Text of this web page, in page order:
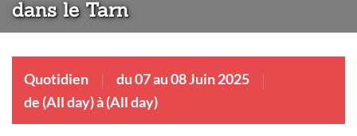
dans le Tarn
Quotidien
du 07 au 08 Juin 2025
de (All day) à (All day)